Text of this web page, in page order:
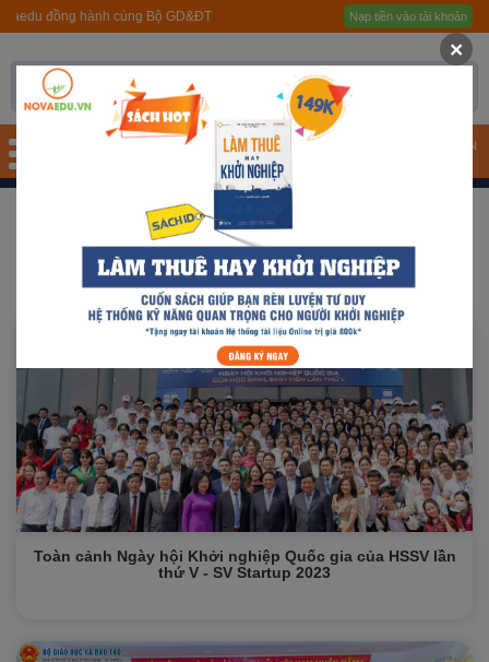
Trang chủ
Giới thiệu
Quy trình hướng nghiệp
Tài liệu
Nhóm ngành nghề
Gương sáng học sinh -
người nổi tiếng
Xu hướng ngành nghề
Bộ GD&ĐT Nạp tiền vào tài khoản
TÀI KHOẢN
Khởi nghiệp Quốc gia
Toàn cảnh Ngày hội Khởi nghiệp Quốc gia của HSSV lần
thứ V - SV Startup 2023
×